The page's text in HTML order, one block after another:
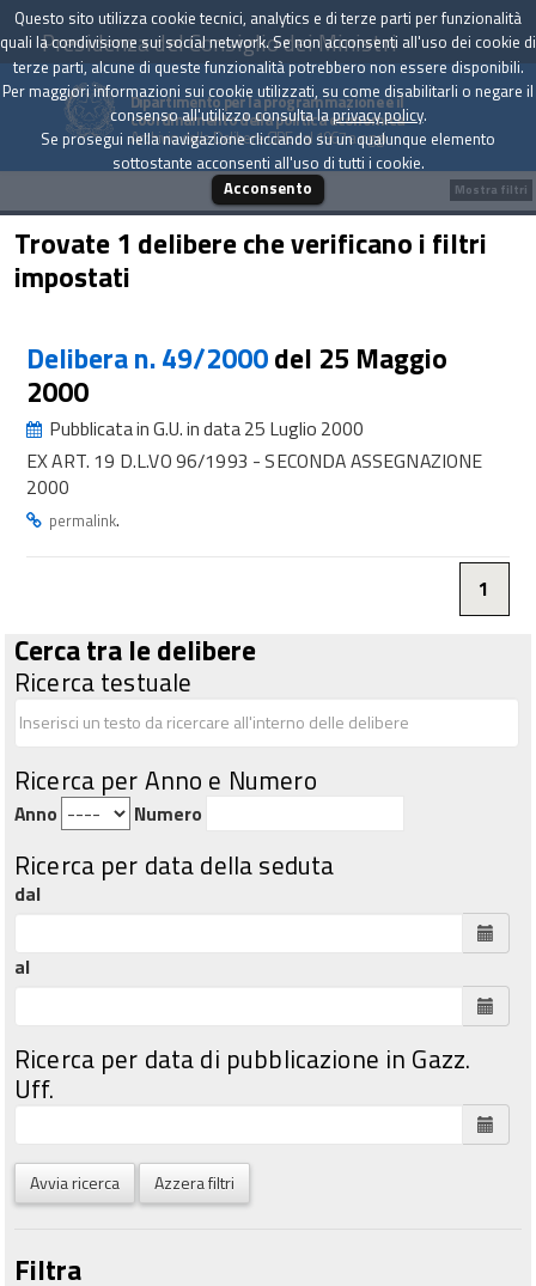
Presidenza del Consiglio dei Ministri
Dipartimento per la programmazione e il
coordinamento della politica economica
Archivio delle Delibere CIPE dal 1967 a oggi
Trovate 1 delibere che verificano i filtri
impostati
Delibera n. 49/2000del 25 Maggio
2000
Pubblicata in G.U. in data 25 Luglio 2000
EX ART. 19 D.L.VO 96/1993 - SECONDA ASSEGNAZIONE
2000
permalink.
1
Cerca tra le delibere
Ricerca testuale
Ricerca per Anno e Numero
Anno Numero
Ricerca per data della seduta
dal
al
Ricerca per data di pubblicazione in Gazz.
Uff.
Avvia ricerca Azzera filtri
Filtra
Mostra filtri
Questo sito utilizza cookie tecnici, analytics e di terze parti per funzionalità
quali la condivisione sui social network. Se non acconsenti all'uso dei cookie di
terze parti, alcune di queste funzionalità potrebbero non essere disponibili.
Per maggiori informazioni sui cookie utilizzati, su come disabilitarli o negare il
consenso all'utilizzo consulta laprivacy policy.
Se prosegui nella navigazione cliccando su un qualunque elemento
sottostante acconsenti all'uso di tutti i cookie.
Acconsento